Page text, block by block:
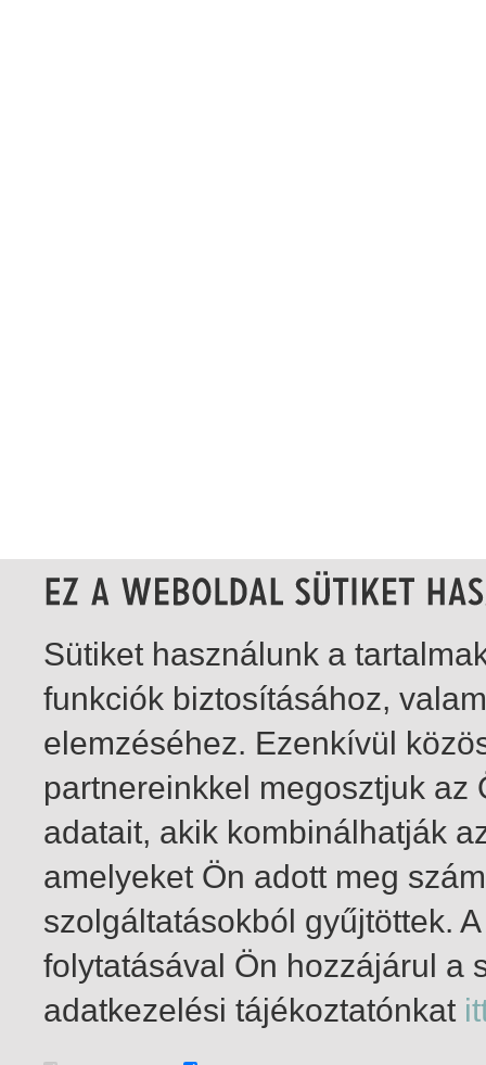
1-1 / insgesamt 1 Treffer
Sütiket használunk a
funkciók biztosításához,
elemzéséhez. Ezenkívül
partnereinkkel megosztjuk
adatait, akik kombinálhatják
amelyeket Ön adott meg
szolgáltatásokból gyűjtöttek.
folytatásával Ön hozzájárul a
adatkezelési tájékoztatónkat